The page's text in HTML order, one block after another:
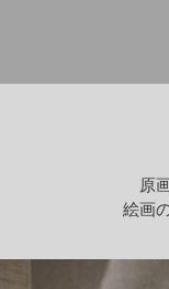
原
絵画